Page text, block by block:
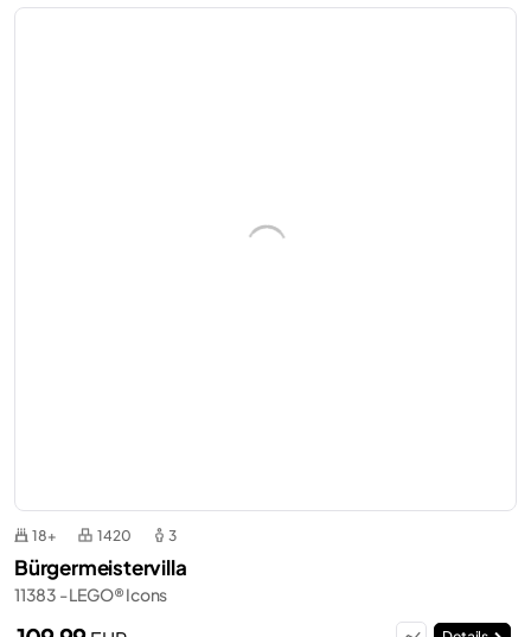
18+ 1420 3
Bürgermeistervilla
11383 - LEGO® Icons